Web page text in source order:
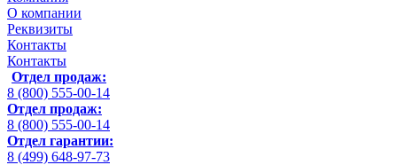
О компании
Реквизиты
Контакты
Контакты
Отдел продаж:
8 (800) 555-00-14
Отдел продаж:
8 (800) 555-00-14
Отдел гарантии:
8 (499) 648-97-73